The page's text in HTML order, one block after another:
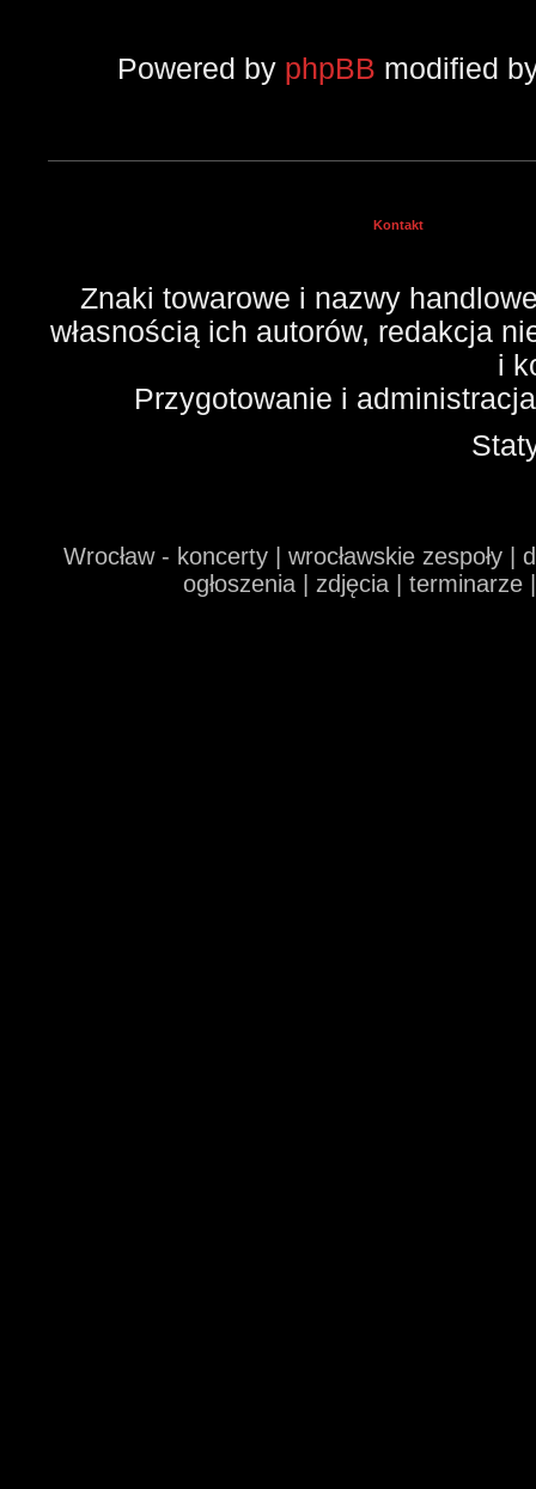
Powered by phpBB modified
Kontakt
Znaki towarowe i nazwy
własnością ich autorów, redakcja
i
Przygotowanie i
Wrocław - koncerty | wrocławskie zespoły
ogłoszenia | zdjęcia |